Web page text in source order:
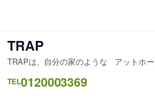
TRAP
TRAPは、自分の家のような アットホ
TEL0120003369